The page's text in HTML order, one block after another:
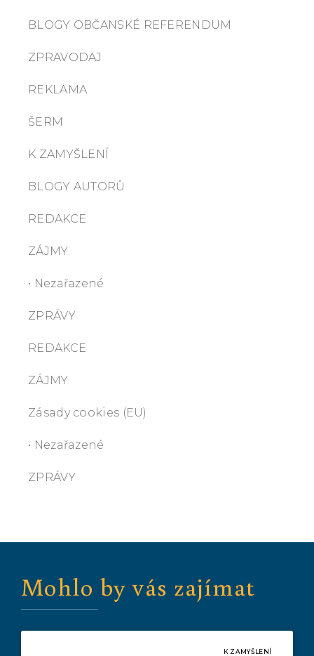
BLOGY OBČANSKÉ REFERENDUM
ZPRAVODAJ
REKLAMA
ŠERM
K ZAMYŠLENÍ
BLOGY AUTORŮ
REDAKCE
ZÁJMY
• Nezařazené
ZPRÁVY
REDAKCE
ZÁJMY
Zásady cookies (EU)
• Nezařazené
ZPRÁVY
Mohlo by vás zajímat
K ZAMYŠLENÍ